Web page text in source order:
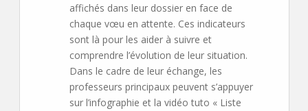
affichés dans leur dossier en face de
chaque vœu en attente. Ces indicateurs
sont là pour les aider à suivre et
comprendre l’évolution de leur situation.
Dans le cadre de leur échange, les
professeurs principaux peuvent s’appuyer
sur l’infographie et la vidéo tuto « Liste